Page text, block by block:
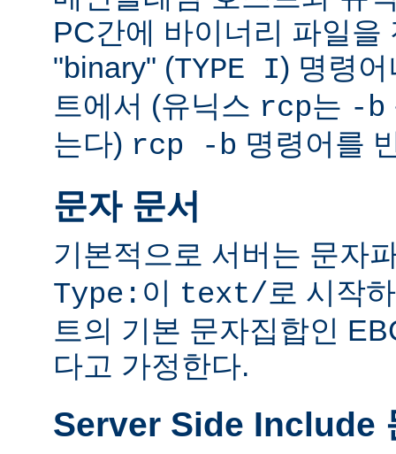
PC간에 바이너리 파일을
"binary" (TYPE I) 명령
트에서 (유닉스 rcp는 -b
는다) rcp -b 명령어를
문자 문서
기본적으로 서버는 문자
Type: 이 text/ 로 시작
트의 기본 문자집합인
다고 가정한다.
Server Side Include